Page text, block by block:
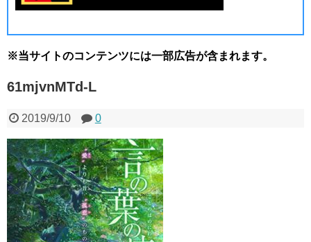
※当サイトのコンテンツには一部広告が含まれます。
61mjvnMTd-L
2019/9/10 0